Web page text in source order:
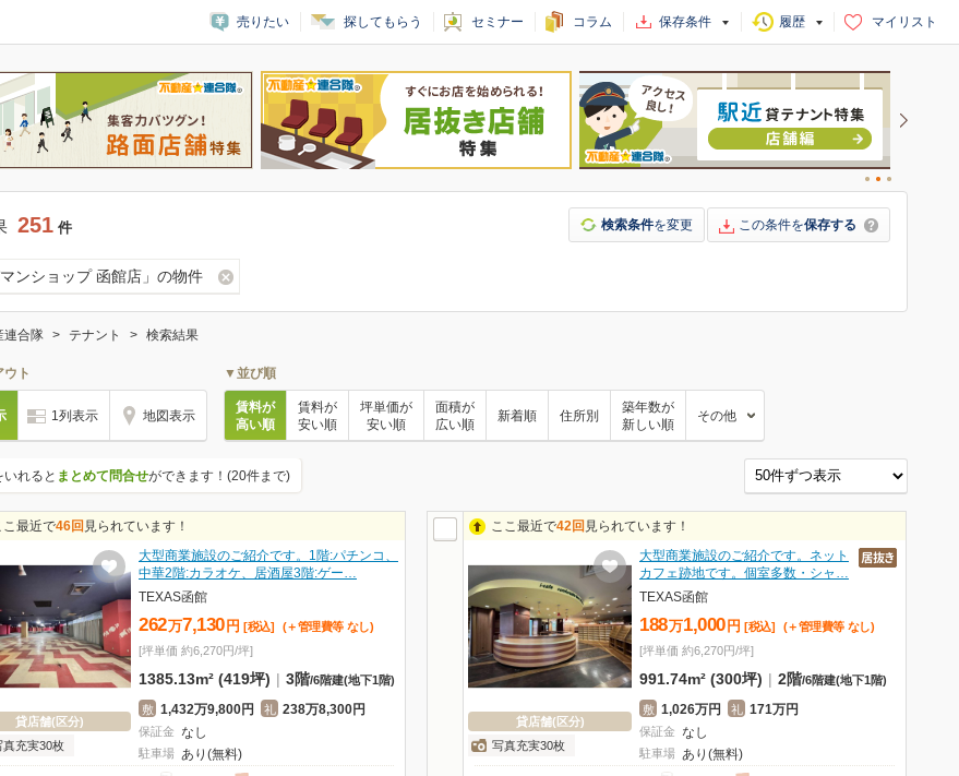
売りたい 探してもらう セミナー コラム 保存条件 履歴 マイリスト
251 件 検索条件を変更 この条件を保存する
マンショップ 函館店」の物件
連合隊 テナント 検索結果
ト
1列表示 地図表示
▼並び順
賃料が
高い順
賃料が
安い順
坪単価が
安い順
面積が
広い順
新着順 住所別
築年数が
新しい順
その他
れると まとめて問合せができます！(20件まで)
こ最近で46回 見られています！
貸店舗(区分)
真充実30枚
大型商業施設のご紹介です。1階:パチンコ、
中華2階:カラオケ、居酒屋3階:ゲー…
TEXAS函館
262万7,130 円 [税込] (＋管理費等 なし)
[坪単価 約6,270円/坪]
1385.13m² (419坪) | 3階/6階建(地下1階)
敷 1,432万9,800円 礼 238万8,300円
保証金 なし
駐車場 あり(無料)
ここ最近で42回 見られています！
貸店舗(区分)
写真充実30枚
大型商業施設のご紹介です。ネット
カフェ跡地です。個室多数・シャ…
TEXAS函館
188万1,000 円 [税込] (＋管理費等 なし)
[坪単価 約6,270円/坪]
991.74m² (300坪) | 2階/6階建(地下1階)
敷 1,026万円 礼 171万円
保証金 なし
駐車場 あり(無料)